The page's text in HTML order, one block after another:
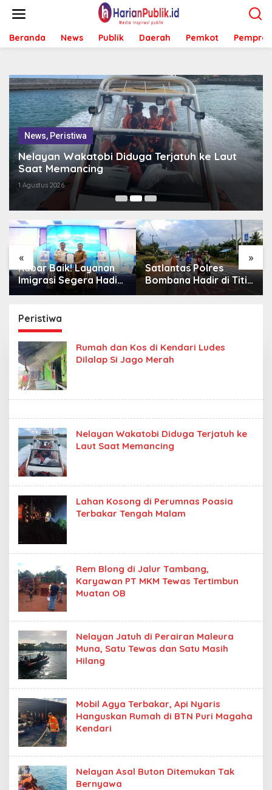
t
Beranda News Publik Daerah Pemkot Pemprov
News, Peristiwa
Nelayan Wakatobi Diduga Terjatuh ke Laut
Saat Memancing
1 Agustus 2026
« »
Kabar Baik! Layanan
Imigrasi Segera Hadir
di MPP Bombana,
ke Kendari
Satlantas Polres
Bombana Hadir di Titik
Peristiwa
Rumah dan Kos di Kendari Ludes
Dilalap Si Jago Merah
Nelayan Wakatobi Diduga Terjatuh ke
Laut Saat Memancing
Lahan Kosong di Perumnas Poasia
Terbakar Tengah Malam
Rem Blong di Jalur Tambang,
Karyawan PT MKM Tewas Tertimbun
Muatan OB
Nelayan Jatuh di Perairan Maleura
Muna, Satu Tewas dan Satu Masih
Hilang
Mobil Agya Terbakar, Api Nyaris
Hanguskan Rumah di BTN Puri Magaha
Kendari
Nelayan Asal Buton Ditemukan Tak
Bernyawa